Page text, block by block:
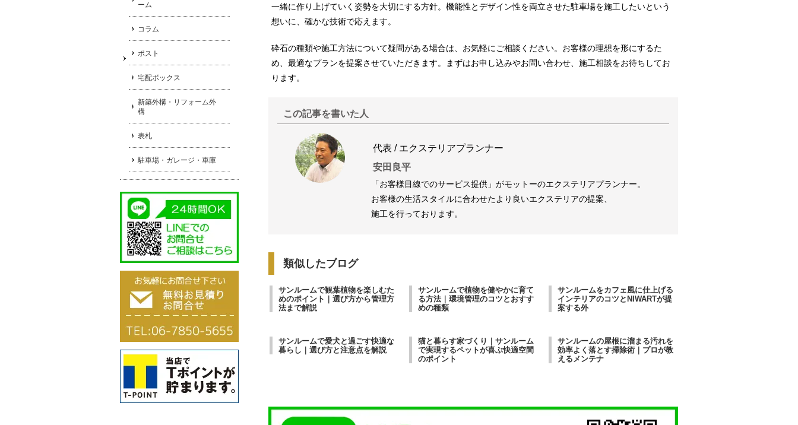
ーム
コラム
ポスト
宅配ボックス
新築外構・リフォーム外
構
表札
駐車場・ガレージ・車庫
一緒に作り上げていく姿勢を大切にする方針。機能性とデザイン性を両立させた駐車場を施工したいという
想いに、確かな技術で応えます。
砕石の種類や施工方法について疑問がある場合は、お気軽にご相談ください。お客様の理想を形にするた
め、最適なプランを提案させていただきます。まずはお申し込みやお問い合わせ、施工相談をお待ちしてお
ります。
この記事を書いた人
代表 / エクステリアプランナー
安田良平
「お客様目線でのサービス提供」がモットーのエクステリアプランナー。
お客様の生活スタイルに合わせたより良いエクステリアの提案、
施工を行っております。
類似したブログ
サンルームで観葉植物を楽しむた
めのポイント｜選び方から管理方
法まで解説
サンルームで植物を健やかに育て
る方法｜環境管理のコツとおすす
めの種類
サンルームをカフェ風に仕上げる
インテリアのコツとNIWARTが提
案する外
サンルームで愛犬と過ごす快適な
暮らし｜選び方と注意点を解説
猫と暮らす家づくり｜サンルーム
で実現するペットが喜ぶ快適空間
のポイント
サンルームの屋根に溜まる汚れを
効率よく落とす掃除術｜プロが教
えるメンテナ